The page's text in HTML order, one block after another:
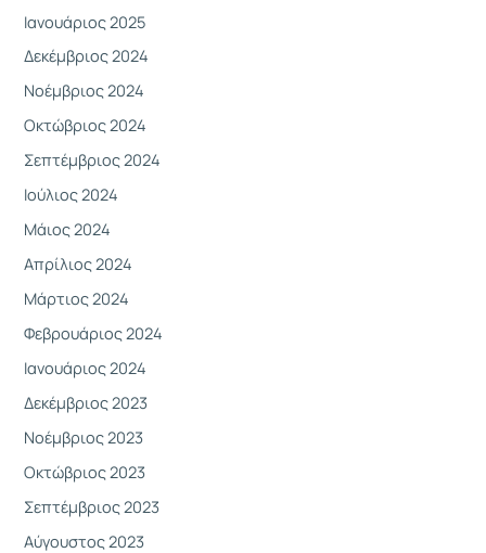
Ιανουάριος 2025
Δεκέμβριος 2024
Νοέμβριος 2024
Οκτώβριος 2024
Σεπτέμβριος 2024
Ιούλιος 2024
Μάιος 2024
Απρίλιος 2024
Μάρτιος 2024
Φεβρουάριος 2024
Ιανουάριος 2024
Δεκέμβριος 2023
Νοέμβριος 2023
Οκτώβριος 2023
Σεπτέμβριος 2023
Αύγουστος 2023